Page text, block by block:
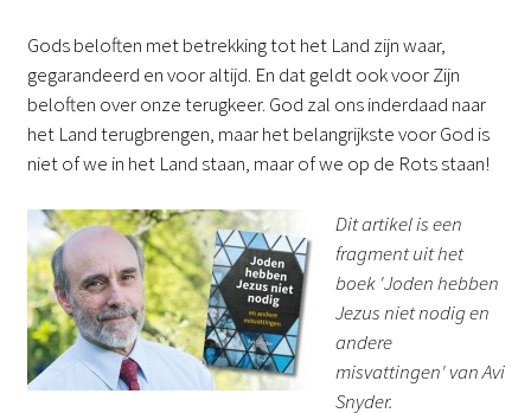
Gods beloften met betrekking tot het Land zijn waar,
gegarandeerd en voor altijd. En dat geldt ook voor Zijn
beloften over onze terugkeer. God zal ons inderdaad naar
het Land terugbrengen, maar het belangrijkste voor God is
niet of we in het Land staan, maar of we op de Rots staan!
Dit artikel is een
fragment uit het
boek 'Joden hebben
Jezus niet nodig en
andere
misvattingen' van Avi
Snyder.